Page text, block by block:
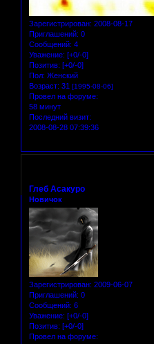
Зарегистрирован: 2008-08-17
Приглашений: 0
Сообщений: 4
Уважение: [+0/-0]
Позитив: [+0/-0]
Пол: Женский
Возраст: 31 [1995-08-06]
Провел на форуме:
58 минут
Последний визит:
2008-08-28 07:39:36
Глеб Асакуро
Новичок
Зарегистрирован: 2009-06-07
Приглашений: 0
Сообщений: 6
Уважение: [+0/-0]
Позитив: [+0/-0]
Провел на форуме: